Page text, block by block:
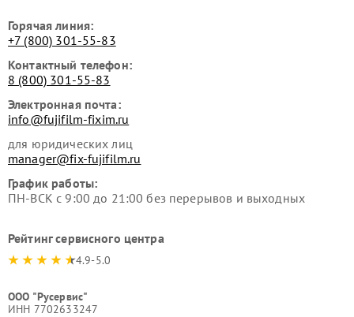
Горячая линия:
+7 (800) 301-55-83
Контактный телефон:
8 (800) 301-55-83
Электронная почта:
info@fujifilm-fixim.ru
для юридических лиц
manager@fix-fujifilm.ru
График работы:
ПН-ВСК с 9:00 до 21:00 без перерывов и выходных
Рейтинг сервисного центра
4.9-5.0
ООО "Русервис"
ИНН 7702633247